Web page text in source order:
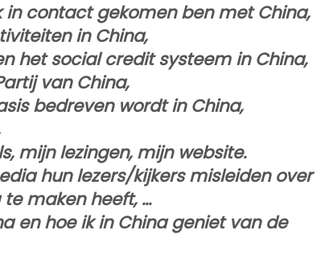
in contact gekomen ben met China,
in China,
het social credit systeem in China,
van China,
bedreven wordt in China,
mijn lezingen, mijn website.
hun lezers/kijkers misleiden over
maken heeft, …
en hoe ik in China geniet van de